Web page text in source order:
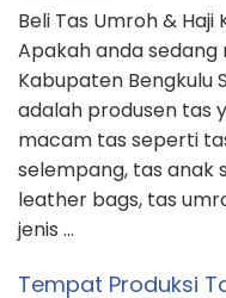
Beli Tas Umroh &
Apakah anda sedang
Kabupaten Bengkulu
adalah produsen tas
macam tas seperti
selempang, tas anak
leather bags, tas
jenis …
Tempat Produksi